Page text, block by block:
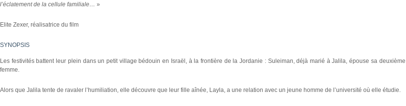
l’éclatement de la cellule familiale… »
Elite Zexer, réalisatrice du film
SYNOPSIS
Les festivités battent leur plein dans un petit village bédouin en Israël, à la frontière de la Jordanie : Suleiman, déjà marié à Jalila, épouse sa deuxième
femme.
Alors que Jalila tente de ravaler l’humiliation, elle découvre que leur fille aînée, Layla, a une relation avec un jeune homme de l’université où elle étudie.